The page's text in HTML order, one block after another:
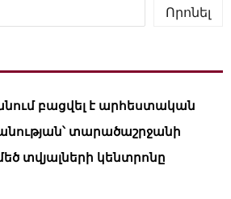
Որոնել
բացվել է արհեստական
տարածաշրջանի
տվյալների կենտրոնը